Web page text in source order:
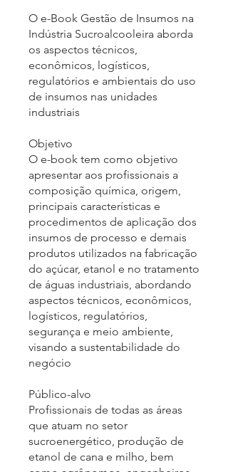
O e-Book Gestão de Insumos na
Indústria Sucroalcooleira aborda
os aspectos técnicos,
econômicos, logísticos,
regulatórios e ambientais do uso
de insumos nas unidades
industriais
Objetivo
O e-book tem como objetivo
apresentar aos profissionais a
composição química, origem,
principais características e
procedimentos de aplicação dos
insumos de processo e demais
produtos utilizados na fabricação
do açúcar, etanol e no tratamento
de águas industriais, abordando
aspectos técnicos, econômicos,
logísticos, regulatórios,
segurança e meio ambiente,
visando a sustentabilidade do
negócio
Público-alvo
Profissionais de todas as áreas
que atuam no setor
sucroenergético, produção de
etanol de cana e milho, bem